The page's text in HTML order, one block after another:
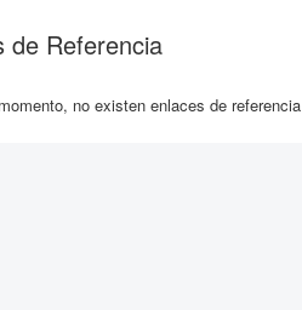
de Referencia
no existen enlaces de referencia